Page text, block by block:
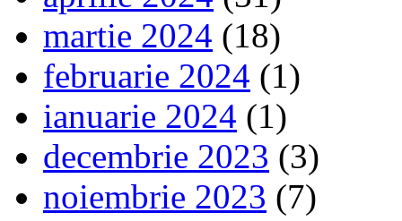
martie 2024 (18)
februarie 2024 (1)
ianuarie 2024 (1)
decembrie 2023 (3)
noiembrie 2023 (7)